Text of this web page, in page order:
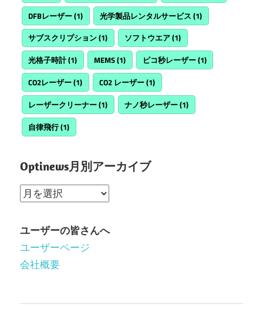
DFBレーザー(1) 光学製品レンタルサービス (1)
サブスクリプション(1) ソフトウエア(1)
光格子時計(1) MEMS(1) ピコ秒レーザー(1)
CO2レーザー(1) CO2 レーザー(1)
レーザークリーナー(1) ナノ秒レーザー(1)
自律飛行(1)
Optinews月別アーカイブ
Optinews
別
ア
ー
ユーザーの皆さんへ
ユーザーページ
会社概要